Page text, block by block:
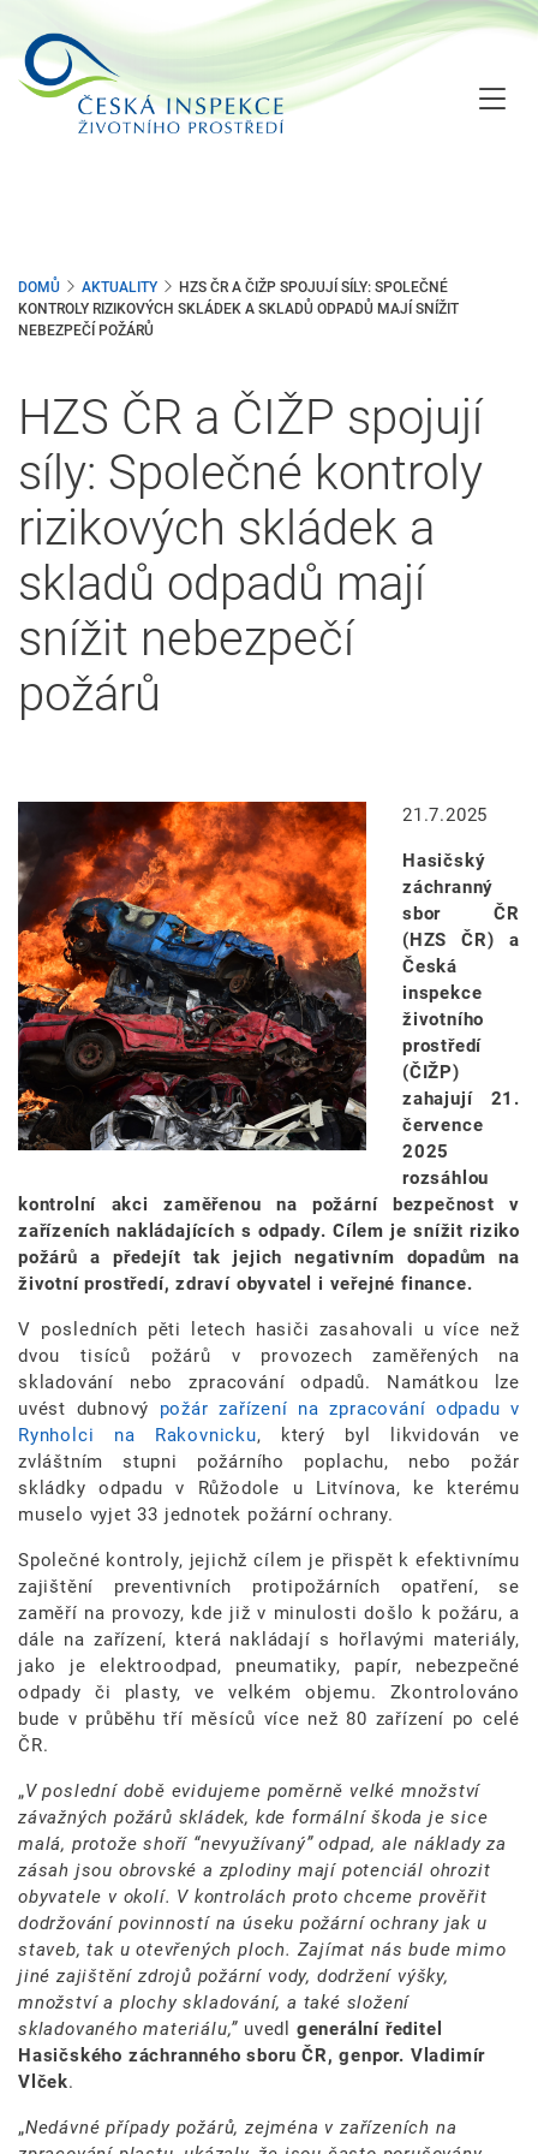
hlavnímu
obsahu
DOMŮ AKTUALITY
HZS ČR A ČIŽP SPOJUJÍ SÍLY: SPOLEČNÉ
KONTROLY RIZIKOVÝCH SKLÁDEK A SKLADŮ ODPADŮ MAJÍ SNÍŽIT
NEBEZPEČÍ POŽÁRŮ
HZS ČR a ČIŽP spojují
síly: Společné kontroly
rizikových skládek a
skladů odpadů mají
snížit nebezpečí
požárů
Image 21.7.2025
Hasičský
záchranný
sbor ČR
(HZS ČR) a
Česká
inspekce
životního
prostředí
(ČIŽP)
zahajují 21.
července
2025
rozsáhlou
kontrolní akci zaměřenou na požární bezpečnost v
zařízeních nakládajících s odpady. Cílem je snížit riziko
požárů a předejít tak jejich negativním dopadům na
životní prostředí, zdraví obyvatel i veřejné finance.
V posledních pěti letech hasiči zasahovali u více než
dvou tisíců požárů v provozech zaměřených na
skladování nebo zpracování odpadů. Namátkou lze
uvést dubnový požár zařízení na zpracování odpadu v
Rynholci na Rakovnicku, který byl likvidován ve
zvláštním stupni požárního poplachu, nebo požár
skládky odpadu v Růžodole u Litvínova, ke kterému
muselo vyjet 33 jednotek požární ochrany.
Společné kontroly, jejichž cílem je přispět k efektivnímu
zajištění preventivních protipožárních opatření, se
zaměří na provozy, kde již v minulosti došlo k požáru, a
dále na zařízení, která nakládají s hořlavými materiály,
jako je elektroodpad, pneumatiky, papír, nebezpečné
odpady či plasty, ve velkém objemu. Zkontrolováno
bude v průběhu tří měsíců více než 80 zařízení po celé
ČR.
„V poslední době evidujeme poměrně velké množství
závažných požárů skládek, kde formální škoda je sice
malá, protože shoří “nevyužívaný” odpad, ale náklady za
zásah jsou obrovské a zplodiny mají potenciál ohrozit
obyvatele v okolí. V kontrolách proto chceme prověřit
dodržování povinností na úseku požární ochrany jak u
staveb, tak u otevřených ploch. Zajímat nás bude mimo
jiné zajištění zdrojů požární vody, dodržení výšky,
množství a plochy skladování, a také složení
skladovaného materiálu,” uvedl generální ředitel
Hasičského záchranného sboru ČR, genpor. Vladimír
Vlček.
„Nedávné případy požárů, zejména v zařízeních na